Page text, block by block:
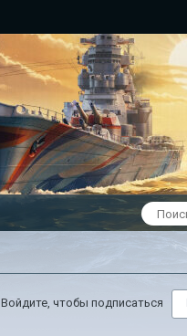
Войдите, чтобы подписаться